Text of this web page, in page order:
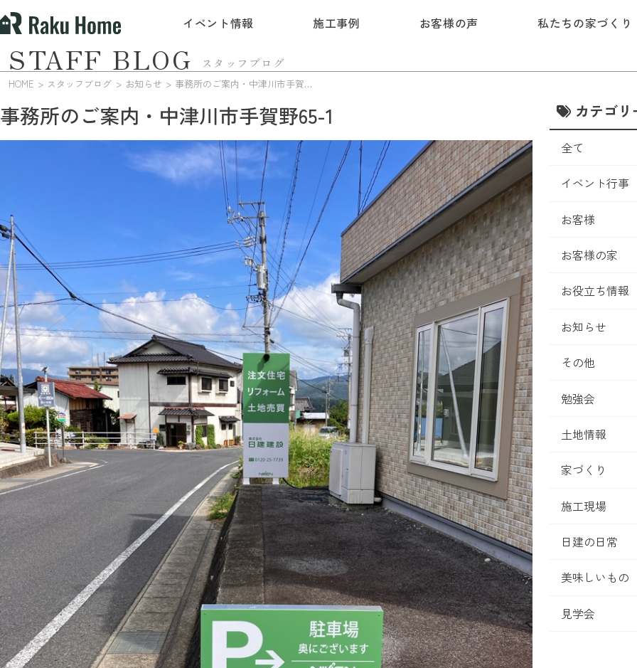
イベント情報 施工事例 お客様の声 私たちの家づくり
スタッフブログ
STAFF BLOG
HOME スタッフブログ お知らせ 事務所のご案内・中津川市手賀野65-1
事務所のご案内・中津川市手賀野65-1 カテゴリ
全て
イベント行事
お客様
お客様の家
お役立ち情報
お知らせ
その他
勉強会
土地情報
家づくり
施工現場
日建の日常
美味しいもの
見学会